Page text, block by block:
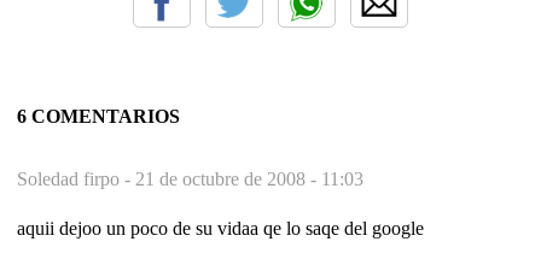
6 COMENTARIOS
Soledad firpo - 21 de octubre de 2008 - 11:03
aquii dejoo un poco de su vidaa qe lo saqe del google